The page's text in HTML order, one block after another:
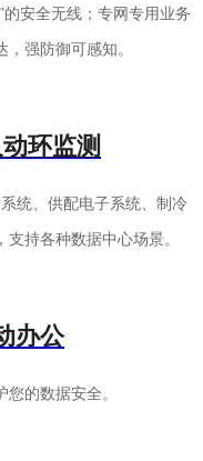
安全无线；专网专用业务
强防御可感知。
环监测
统、供配电子系统、制冷
持各种数据中心场景。
办公
的数据安全。